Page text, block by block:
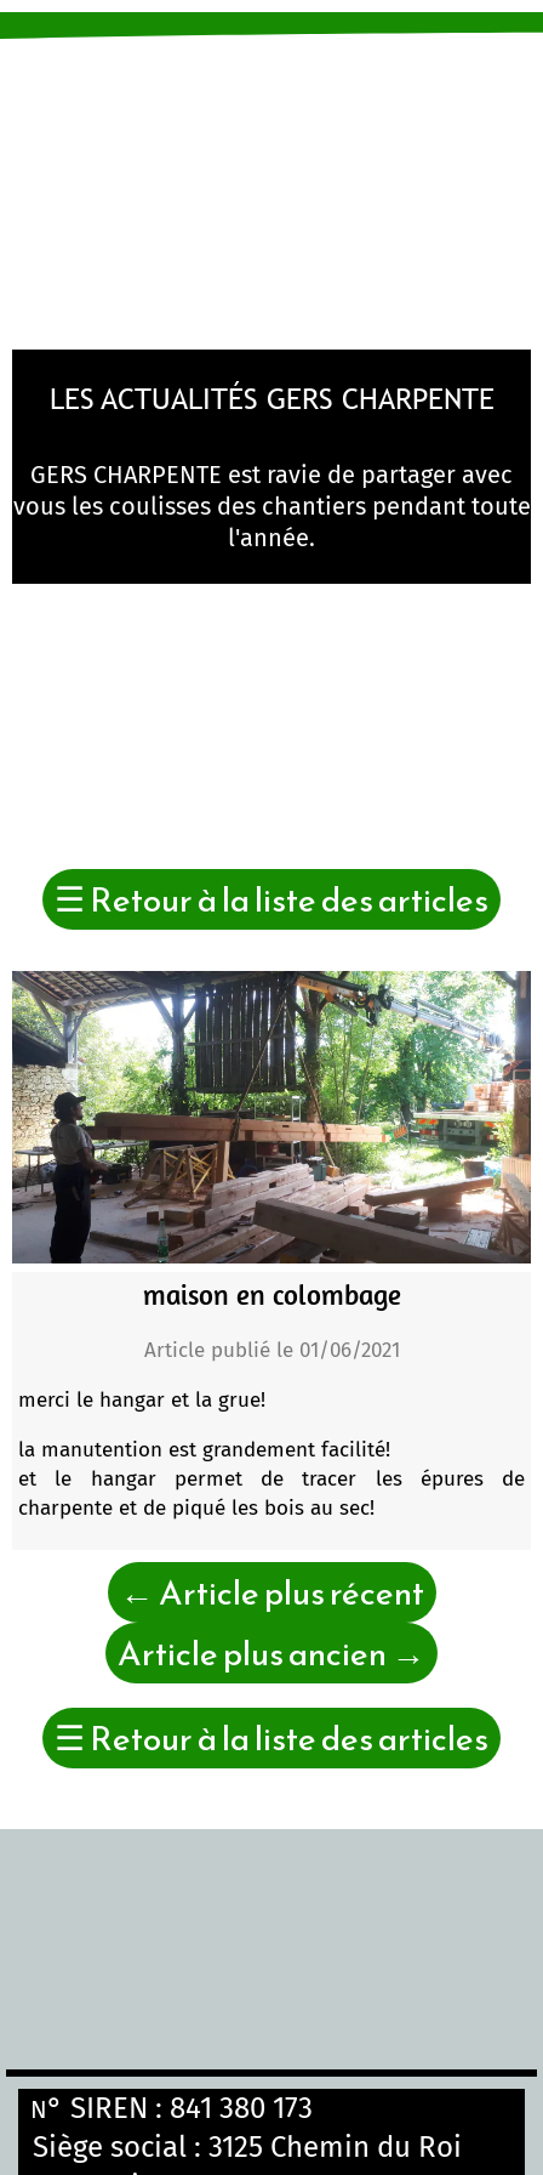
LES ACTUALITÉS GERS CHARPENTE
GERS CHARPENTE est ravie de partager avec
vous les coulisses des chantiers pendant toute
l'année.
☰ Retour à la liste des articles
maison en colombage
Article publié le 01/06/2021
merci le hangar et la grue!
la manutention est grandement facilité!
et le hangar permet de tracer les épures de
charpente et de piqué les bois au sec!
← Article plus récent
Article plus ancien →
☰ Retour à la liste des articles
N° SIREN : 841 380 173
Siège social : 3125 Chemin du Roi